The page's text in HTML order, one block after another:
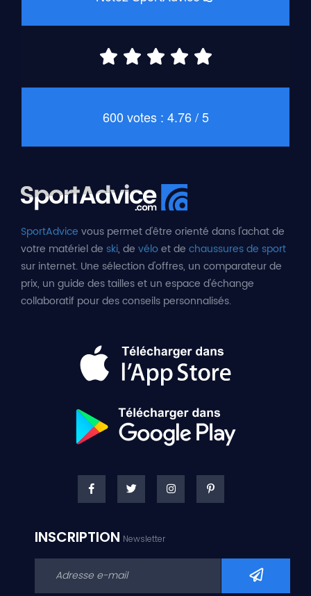
600 votes : 4.76 / 5
SportAdvice vous permet d'être orienté dans l'achat de
votre matériel de ski, de véloet de chaussures de sport
sur internet. Une sélection d'offres, un comparateur de
prix, un guide des tailles et un espace d'échange
collaboratif pour des conseils personnalisés.
INSCRIPTION Newsletter